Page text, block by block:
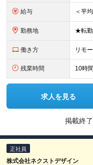
給与
勤務地
働き方 リモ
残業時間 10時
求人を見る
掲載終
正社員
株式会社ネクストデザイン